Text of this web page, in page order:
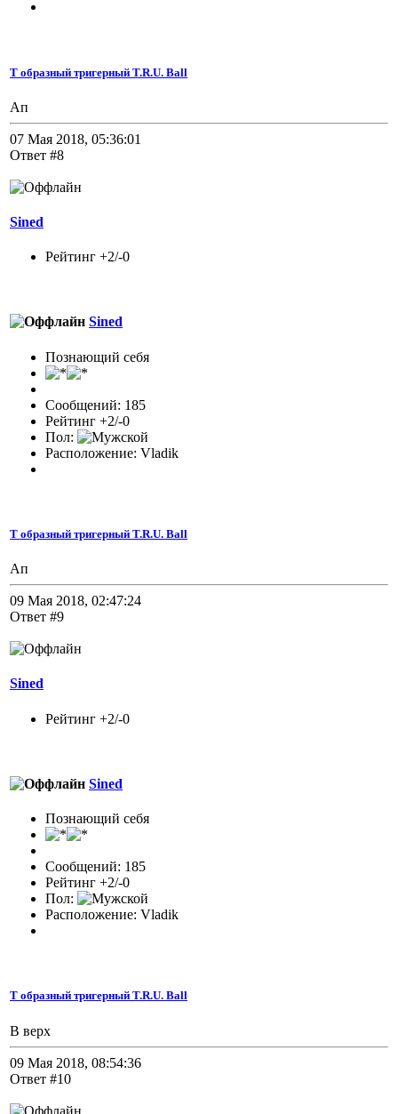
Т образный тригерный T.R.U. Ball
Ап
07 Мая 2018, 05:36:01
Ответ #8
Sined
Рейтинг +2/-0
Sined
Познающий себя
Сообщений: 185
Рейтинг +2/-0
Пол:
Расположение: Vladik
Т образный тригерный T.R.U. Ball
Ап
09 Мая 2018, 02:47:24
Ответ #9
Sined
Рейтинг +2/-0
Sined
Познающий себя
Сообщений: 185
Рейтинг +2/-0
Пол:
Расположение: Vladik
Т образный тригерный T.R.U. Ball
В верх
09 Мая 2018, 08:54:36
Ответ #10